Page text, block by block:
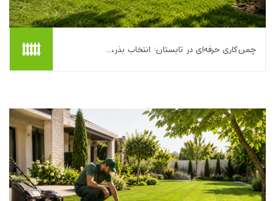
تابستان برای خیلی‌ها فصل لذت بردن از حیاط، ویلای سبز یا محوطه
بیشتر بخوانیم ...
چمن‌کاری حرفه‌ای در تابستان: انتخاب بذر،...